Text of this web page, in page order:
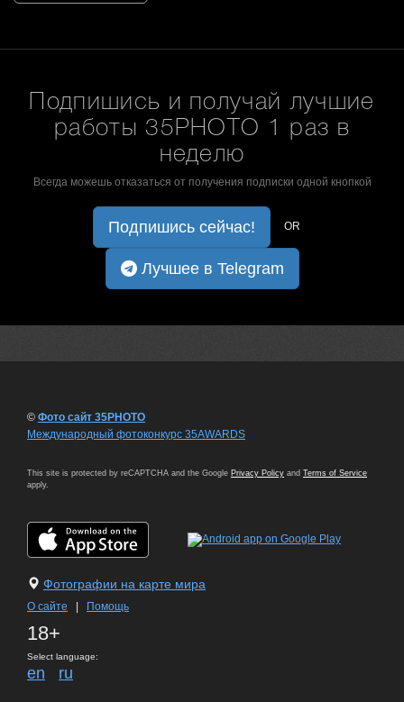
Подпишись и получай лучшие
работы 35PHOTO 1 раз в
неделю
Всегда можешь отказаться от получения подписки одной кнопкой
Подпишись сейчас! OR
Лучшее в Telegram
© Фото сайт 35PHOTO
Международный фотоконкурс 35AWARDS
This site is protected by reCAPTCHA and the Google Privacy Policy and Terms of Service
apply.
Фотографии на карте мира
О сайте Помощь
18+
Select language:
en ru